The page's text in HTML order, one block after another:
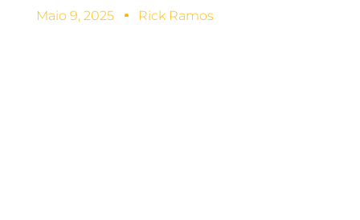
Maio 9, 2025 Rick Ramos